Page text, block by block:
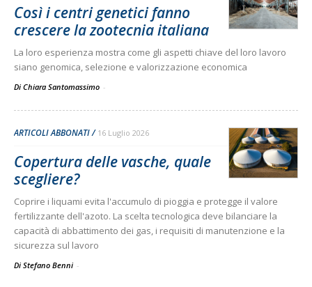
Così i centri genetici fanno
crescere la zootecnia italiana
La loro esperienza mostra come gli aspetti chiave del loro lavoro
siano genomica, selezione e valorizzazione economica
Di Chiara Santomassimo -
ARTICOLI ABBONATI 16 Luglio 2026
Copertura delle vasche, quale
scegliere?
Coprire i liquami evita l'accumulo di pioggia e protegge il valore
fertilizzante dell'azoto. La scelta tecnologica deve bilanciare la
capacità di abbattimento dei gas, i requisiti di manutenzione e la
sicurezza sul lavoro
Di Stefano Benni -